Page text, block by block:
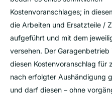
Kostenvoranschlages; in
die Arbeiten und Ersatzteile /
aufgeführt und mit dem
versehen. Der Garagenbetrieb
diesen Kostenvoranschlag für
nach erfolgter Aushändigung
und darf diesen – ohne